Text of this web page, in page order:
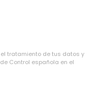
tratamiento de tus datos y
Control española en el